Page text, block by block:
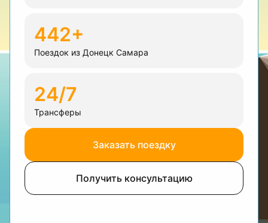
442+
Поездок из Донецк Самара
24/7
Трансферы
Заказать поездку
Получить консультацию